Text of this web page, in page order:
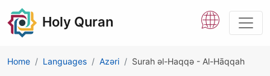
Holy Quran
Home Languages Azəri Surah əl-Haqqə - Al-Hāqqah